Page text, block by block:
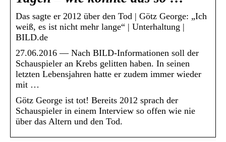
Das sagte er 2012 über den Tod | Götz George: „Ich
weiß, es ist nicht mehr lange“ | Unterhaltung |
BILD.de
27.06.2016 — Nach BILD-Informationen soll der
Schauspieler an Krebs gelitten haben. In seinen
letzten Lebensjahren hatte er zudem immer wieder
mit …
Götz George ist tot! Bereits 2012 sprach der
Schauspieler in einem Interview so offen wie nie
über das Altern und den Tod.